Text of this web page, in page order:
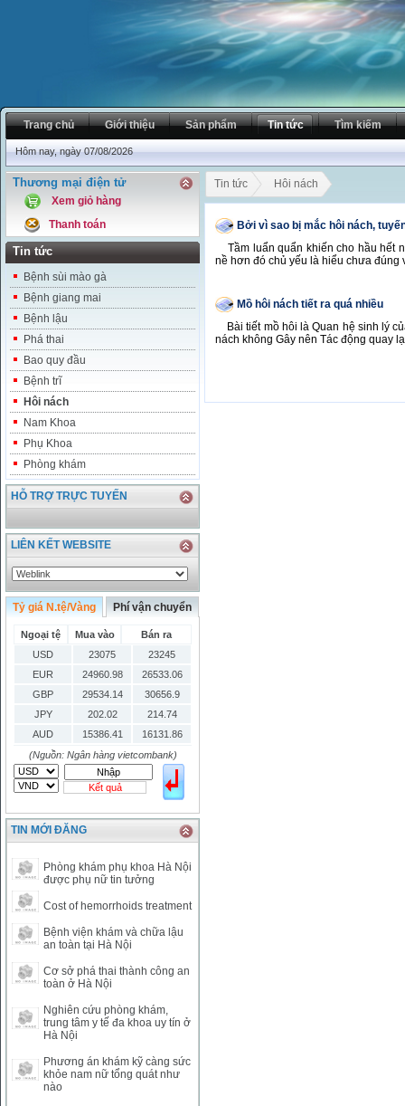
Trang chủ Giới thiệu Sản phẩm Tin tức Tìm kiếm
Hôm nay, ngày 07/08/2026
Thương mại điện tử
Xem giỏ hàng
Thanh toán
Tin tức
Bệnh sùi mào gà
Bệnh giang mai
Bệnh lậu
Phá thai
Bao quy đầu
Bệnh trĩ
Hôi nách
Nam Khoa
Phụ Khoa
Phòng khám
HỖ TRỢ TRỰC TUYẾN
LIÊN KẾT WEBSITE
Tỷ giá N.tệ/Vàng Phí vận chuyển
Ngoại tệ Mua vào
Bán ra
USD
23075
23245
EUR
24960.98
26533.06
GBP
29534.14
30656.9
JPY
202.02
214.74
AUD
15386.41
16131.86
HKD
2906.04
3028.6
SGD
16755.29
17427.08
THB
666.2
786.99
CAD
17223.74
18058.21
CHF
23161.62
24283.77
INR
0
340.14
KRW
KWD
0
79758.97
MYR
0
5808.39
RMB
3272
1
SAR
0
6457
SEK
(Nguồn: Ngân hàng vietcombank)
Kết quả
TIN MỚI ĐĂNG
Phòng khám phụ khoa Hà Nội
được phụ nữ tin tưởng
Cost of hemorrhoids treatment
Bệnh viện khám và chữa lậu
an toàn tại Hà Nội
Cơ sở phá thai thành công an
toàn ở Hà Nội
Nghiên cứu phòng khám,
trung tâm y tế đa khoa uy tín ở
Hà Nội
Phương án khám kỹ càng sức
khỏe nam nữ tổng quát như
nào
Tin tức Hôi nách
Bởi vì sao bị mắc hôi nách,
Tầm luẩn quẩn khiến cho hầu hết
nề hơn đó chủ yếu là hiểu chưa đúng
Mồ hôi nách tiết ra quá nhiều
​Bài tiết mồ hôi là Quan hệ sinh lý
nách không Gây nên Tác động quay